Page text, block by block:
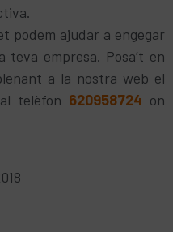
podem ajudar a engegar
teva empresa. Posa’t en
a la nostra web el
telèfon 620958724 on